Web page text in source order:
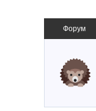
Форум